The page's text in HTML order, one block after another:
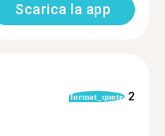
Scarica la app
format_quote 2